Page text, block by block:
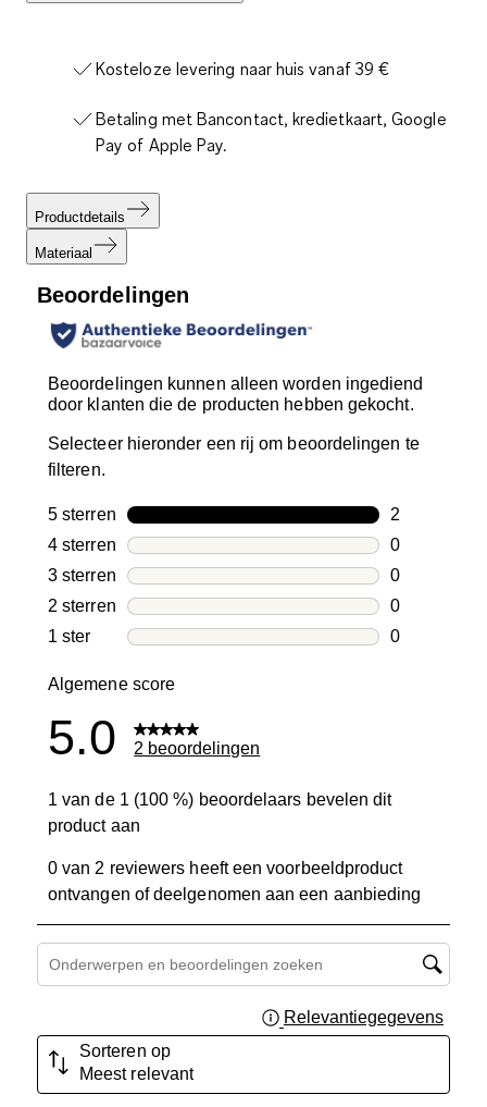
Kosteloze levering naar huis vanaf 39 €
Betaling met Bancontact, kredietkaart, Google
Pay of Apple Pay.
Productdetails
Materiaal
Beoordelingen
Beoordelingen kunnen alleen worden ingediend
door klanten die de producten hebben gekocht.
Selecteer hieronder een rij om beoordelingen te
filteren.
5 sterren sterren
2
2
4 sterren sterren
0
0
3 sterren sterren
0
0
2 sterren sterren
0
0
1 ster sterren
0
Algemene score
5.0 2 beoordelingen
1 van de 1 (100 %) beoordelaars bevelen dit
product aan
0 van 2 reviewers heeft een voorbeeldproduct
ontvangen of deelgenomen aan een aanbieding
Onderwerpen en beoordelingen zoeken per regio
Relevantiegegevens
Sorteren op
Meest relevant